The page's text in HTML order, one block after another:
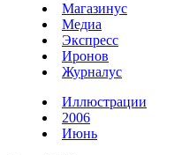
Магазинус
Медиа
Экспресс
Иронов
Журналус
Иллюстрации
2006
Июнь